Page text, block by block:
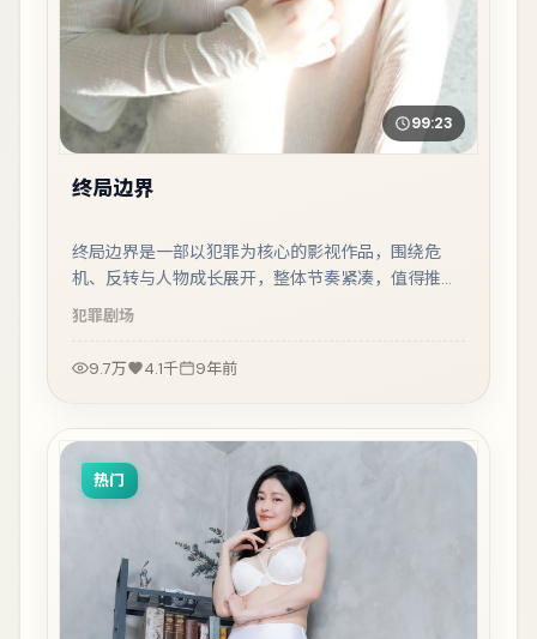
99:23
终局边界
终局边界是一部以犯罪为核心的影视作品，围绕危
机、反转与人物成长展开，整体节奏紧凑，值得推荐
观看。
犯罪剧场
9.7万 4.1千 9年前
热门